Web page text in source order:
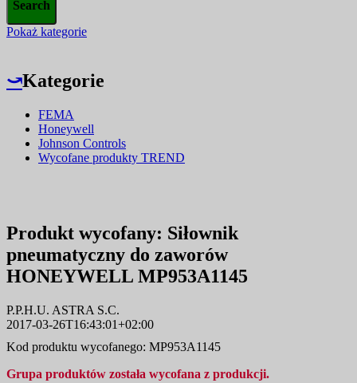
Pokaż kategorie
⤻Kategorie
FEMA
Honeywell
Johnson Controls
Wycofane produkty TREND
Produkt wycofany: Siłownik
pneumatyczny do zaworów
HONEYWELL MP953A1145
P.P.H.U. ASTRA S.C.
2017-03-26T16:43:01+02:00
Kod produktu wycofanego: MP953A1145
Grupa produktów została wycofana z produkcji.